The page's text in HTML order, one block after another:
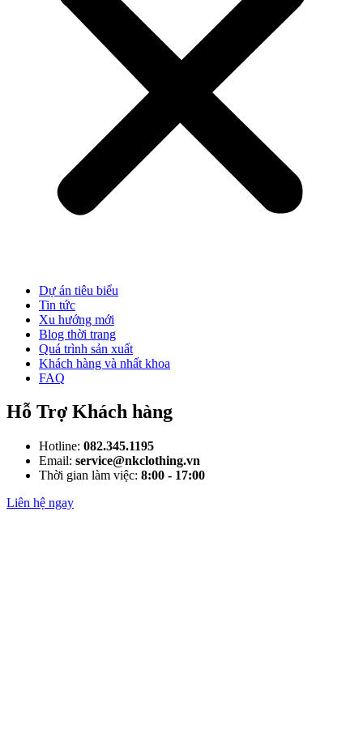
Dự án tiêu biểu
Tin tức
Xu hướng mới
Blog thời trang
Quá trình sản xuất
Khách hàng và nhất khoa
FAQ
Hỗ Trợ Khách hàng
Hotline: 082.345.1195
Email: service@nkclothing.vn
Thời gian làm việc: 8:00 - 17:00
Liên hệ ngay